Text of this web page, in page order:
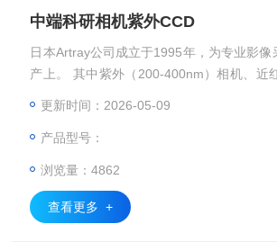
中端科研相机紫外CCD
日本Artray公司成立于1995年，为专业影像
产上。 其中紫外（200-400nm）相机、近
更新时间：2026-05-09
产品型号：
浏览量：4862
查看更多 +